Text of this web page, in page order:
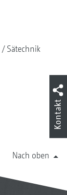
Sätechnik
Nach oben
Kontakt